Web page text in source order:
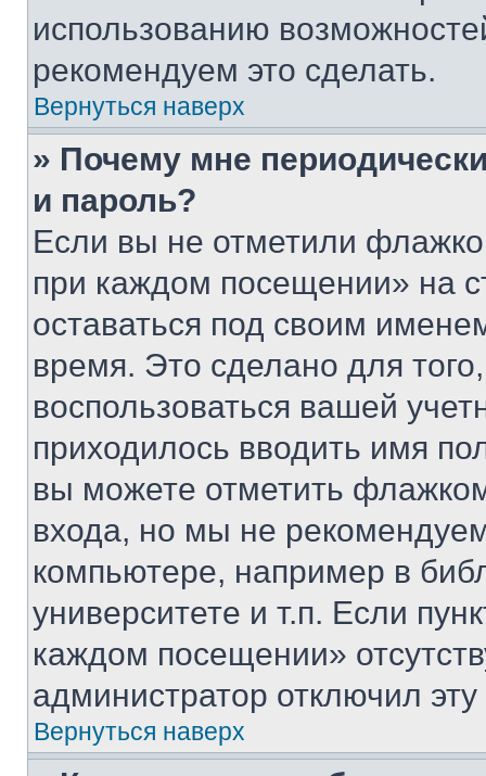
использованию
рекомендуем это сделать.
Вернуться наверх
» Почему мне
и пароль?
Если вы не отметили
при каждом посещении» на
оставаться под своим
время. Это сделано для
воспользоваться вашей
приходилось вводить имя
вы можете отметить
входа, но мы не
компьютере, например в
университете и т.п. Если
каждом посещении»
администратор отключил
Вернуться наверх